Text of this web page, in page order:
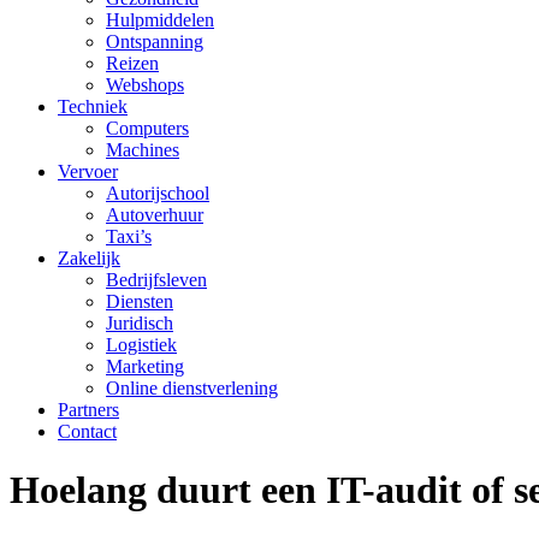
Hulpmiddelen
Ontspanning
Reizen
Webshops
Techniek
Computers
Machines
Vervoer
Autorijschool
Autoverhuur
Taxi’s
Zakelijk
Bedrijfsleven
Diensten
Juridisch
Logistiek
Marketing
Online dienstverlening
Partners
Contact
Hoelang duurt een IT-audit of